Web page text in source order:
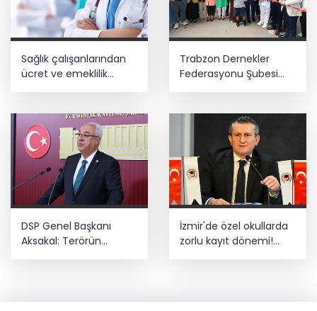
Sağlık çalışanlarından
ücret ve emeklilik
reformu çağrısı
Trabzon Dernekler
Federasyonu Şubesi
açıldı
DSP Genel Başkanı
Aksakal: Terörün
bitirilmesi iradesine
İzmir'de özel okullarda
zorlu kayıt dönemi!
Teşvikler kalktı, veli